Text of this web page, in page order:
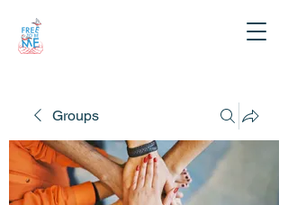
Groups